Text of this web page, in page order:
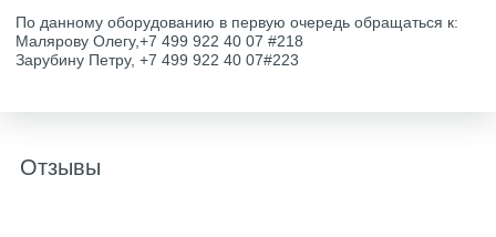
По данному оборудованию в первую очередь обращаться к:
Малярову Олегу,+7 499 922 40 07 #218
Зарубину Петру, +7 499 922 40 07#223
Отзывы